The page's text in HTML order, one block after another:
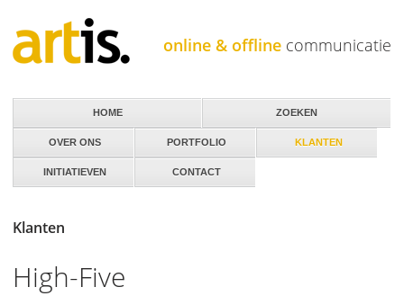
online & offline communicatie
Klanten
High-Five
HOME
OVER ONS PORTFOLIO KLANTEN
INITIATIEVEN CONTACT
ZOEKEN